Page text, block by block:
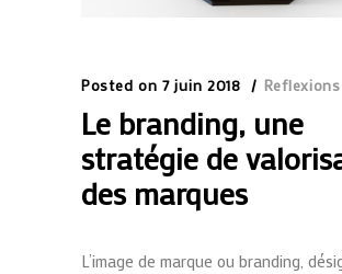
Posted on 7 juin 2018 Reflexions
Le branding, une
stratégie de
des marques
L’image de marque ou branding,